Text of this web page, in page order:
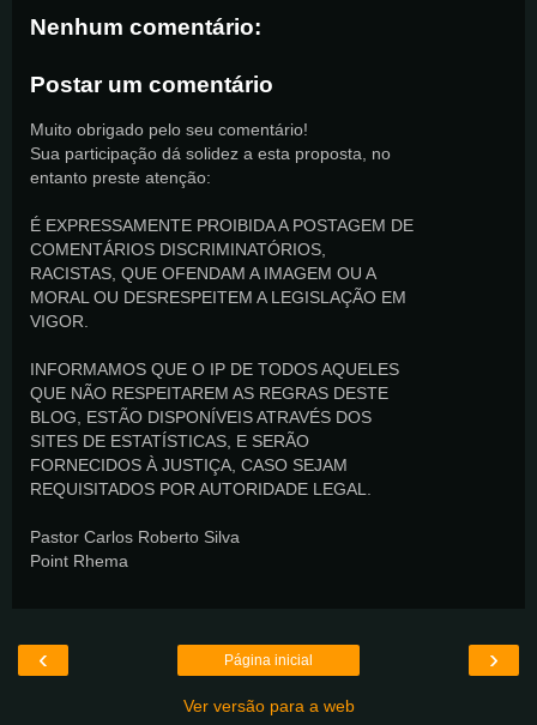
Nenhum comentário:
Postar um comentário
Muito obrigado pelo seu comentário!
Sua participação dá solidez a esta proposta, no
entanto preste atenção:
É EXPRESSAMENTE PROIBIDA A POSTAGEM DE
COMENTÁRIOS DISCRIMINATÓRIOS,
RACISTAS, QUE OFENDAM A IMAGEM OU A
MORAL OU DESRESPEITEM A LEGISLAÇÃO EM
VIGOR.
INFORMAMOS QUE O IP DE TODOS AQUELES
QUE NÃO RESPEITAREM AS REGRAS DESTE
BLOG, ESTÃO DISPONÍVEIS ATRAVÉS DOS
SITES DE ESTATÍSTICAS, E SERÃO
FORNECIDOS À JUSTIÇA, CASO SEJAM
REQUISITADOS POR AUTORIDADE LEGAL.
Pastor Carlos Roberto Silva
Point Rhema
‹ ›
Página inicial
Ver versão para a web